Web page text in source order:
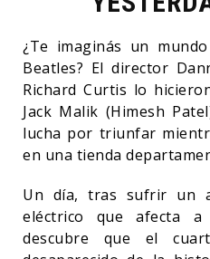
¿Te imaginás un
Beatles? El director
Richard Curtis lo
Jack Malik (Himesh
lucha por triunfar
en una tienda
Un día, tras sufrir un
eléctrico que afecta
descubre que el